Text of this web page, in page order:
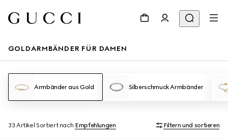
GOLDARMBÄNDER FÜR DAMEN
Armbänder aus Gold Silberschmuck Armbänder
33 Artikel Sortiert nach Empfehlungen Filtern und sortieren